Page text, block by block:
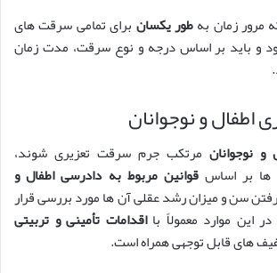
مرور زمان بهطور یکسان برای تمامی سرقت های
و باید بر اساس درجه و نوع سرقت، مدت زمان
اطفال و نوجوانان
و نوجوانان مرتکب جرم سرقت تعزیری شوند،
ها بر اساسقوانین مربوط به دادرسی اطفال و
سن و میزان رشد عقلی آن ها مورد بررسی قرار
این موارد معمولاً بااقدامات تأمینی و تربیتی
های قابل توجهی همراه است.